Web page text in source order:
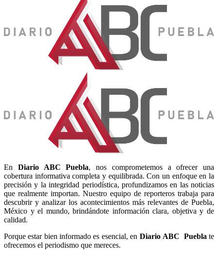
En Diario ABC Puebla, nos comprometemos a ofrecer una
cobertura informativa completa y equilibrada. Con un enfoque en la
precisión y la integridad periodística, profundizamos en las noticias
que realmente importan. Nuestro equipo de reporteros trabaja para
descubrir y analizar los acontecimientos más relevantes de Puebla,
México y el mundo, brindándote información clara, objetiva y de
calidad.
Porque estar bien informado es esencial, en Diario ABC Pueblate
ofrecemos el periodismo que mereces.